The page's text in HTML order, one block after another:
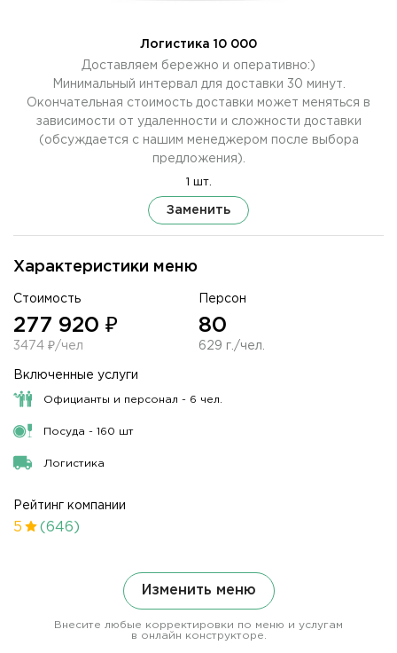
Характеристики меню
Стоимость
277 920 ₽
3474 ₽/чел
Персон
80
629 г./чел.
Включенные услуги
Официанты и персонал - 6 чел.
Посуда - 160 шт
Логистика
Рейтинг компании
5 (646)
Изменить меню
Внесите любые корректировки по меню и услугам
в онлайн конструкторе.
Логистика 10 000
Доставляем бережно и оперативно:)
Минимальный интервал для доставки 30 минут.
Окончательная стоимость доставки может меняться в
зависимости от удаленности и сложности доставки
(обсуждается с нашим менеджером после выбора
предложения).
1 шт.
Заменить